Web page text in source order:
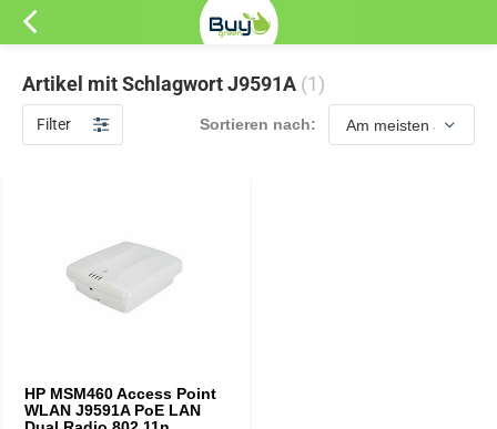
Artikel mit Schlagwort J9591A (1)
Filter Sortieren nach:
HP MSM460 Access Point
WLAN J9591A PoE LAN